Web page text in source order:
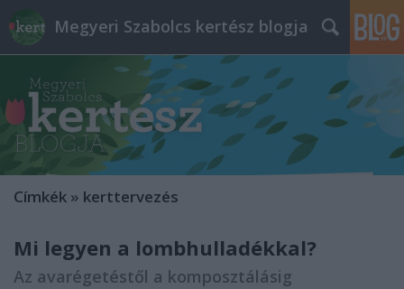
Megyeri Szabolcs kertész blogja
Címkék » kerttervezés
Mi legyen a lombhulladékkal?
Az avarégetéstől a komposztálásig